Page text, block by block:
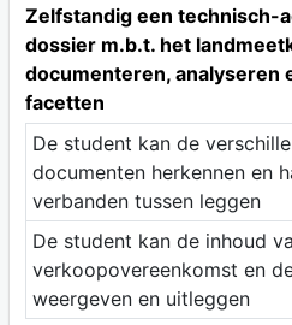
Zelfstandig een technisch-
dossier m.b.t. het
documenteren, analyseren
facetten
De student kan de
documenten herkennen en
verbanden tussen leggen
De student kan de inhoud
verkoopovereenkomst en
weergeven en uitleggen